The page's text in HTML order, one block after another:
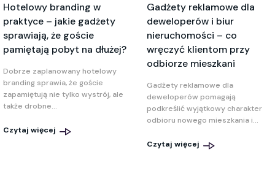
Hotelowy branding w
praktyce – jakie gadżety
sprawiają, że goście
pamiętają pobyt na dłużej?
Dobrze zaplanowany hotelowy
branding sprawia, że goście
zapamiętują nie tylko wystrój, ale
także drobne...
Czytaj więcej
Gadżety reklamowe dla
deweloperów i biur
nieruchomości – co
wręczyć klientom przy
odbiorze mieszkani
Gadżety reklamowe dla
deweloperów pomagają
podkreślić wyjątkowy charakter
odbioru nowego mieszkania i...
Czytaj więcej